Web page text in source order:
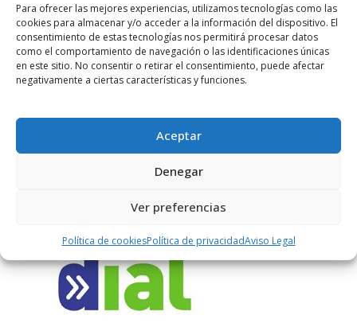
Para ofrecer las mejores experiencias, utilizamos tecnologías como las
cookies para almacenar y/o acceder a la información del dispositivo. El
consentimiento de estas tecnologías nos permitirá procesar datos
como el comportamiento de navegación o las identificaciones únicas
en este sitio. No consentir o retirar el consentimiento, puede afectar
negativamente a ciertas características y funciones.
Aceptar
Denegar
Ver preferencias
Política de cookiesPolítica de privacidadAviso Legal
LIKES